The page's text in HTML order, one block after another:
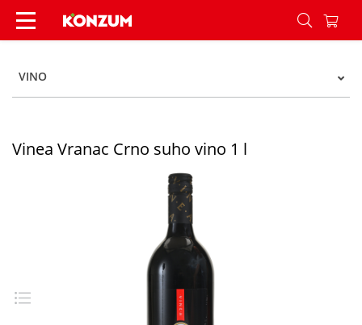
Vinea Vranac Crno suho vino 1 l - Konzum
VINO
Vinea Vranac Crno suho vino 1 l